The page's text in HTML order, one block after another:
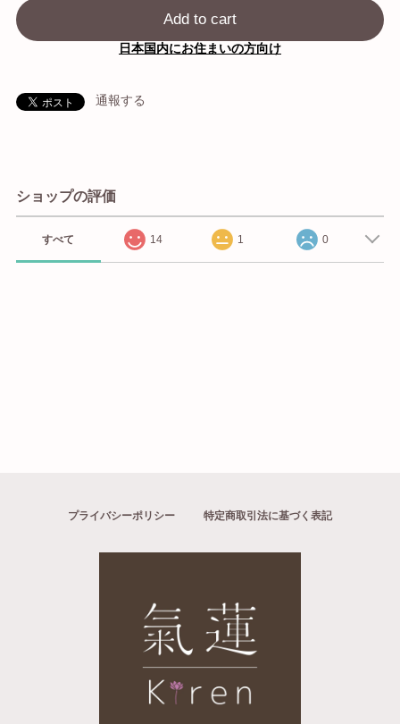
Add to cart
日本国内にお住まいの方向け
通報する
ショップの評価
すべて 14 1 0
プライバシーポリシー 特定商取引法に基づく表記